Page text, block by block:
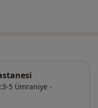
5 Ümraniye -